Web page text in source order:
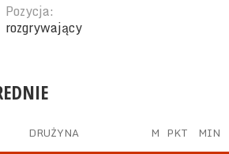
Pozycja:
rozgrywający
DRUŻYNA M PKT MIN